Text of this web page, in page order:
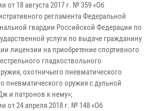
от 18 августа 2017 г. № 359 «Об
регламента Федеральной
гвардии Российской Федерации по
услуги по выдаче гражданину
лицензии на приобретение спортивного
гладкоствольного
охотничьего пневматического
пневматического оружия с дульной
и патронов к нему»;
от 24 апреля 2018 г. № 148 «Об